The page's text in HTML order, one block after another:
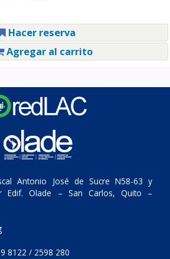
Hacer reserva
Agregar al carrito
Antonio José de Sucre N58-63 y
Edif. Olade – San Carlos, Quito –
8122 / 2598 280